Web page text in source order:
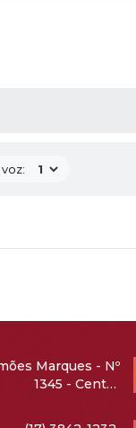
Marques - Nº
1345 - Centro